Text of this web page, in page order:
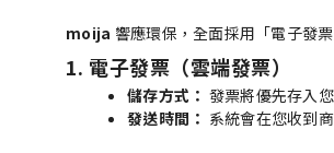
moija 響應環保，全面採用「電子發
1. 電子發票（雲端發票）
儲存方式： 發票將優先存入
發送時間： 系統會在您收到